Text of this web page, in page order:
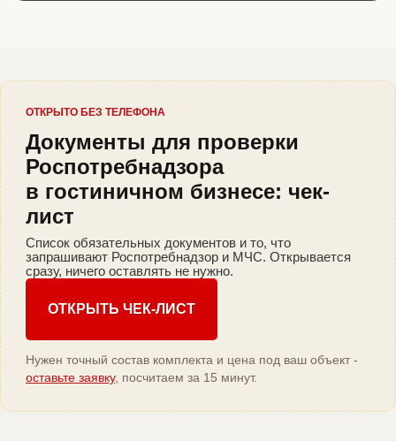
ОТКРЫТО БЕЗ ТЕЛЕФОНА
Документы для проверки
Роспотребнадзора
в гостиничном бизнесе: чек-
лист
Список обязательных документов и то, что
запрашивают Роспотребнадзор и МЧС. Открывается
сразу, ничего оставлять не нужно.
ОТКРЫТЬ ЧЕК-ЛИСТ
Нужен точный состав комплекта и цена под ваш объект -
оставьте заявку, посчитаем за 15 минут.